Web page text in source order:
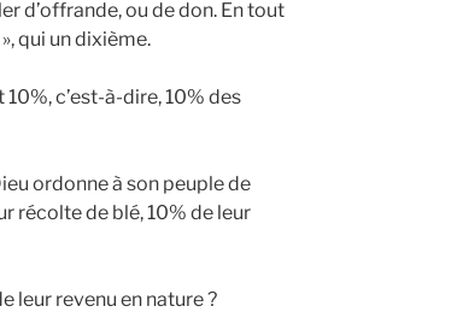
d’offrande, ou de don. En tout
qui un dixième.
c’est-à-dire, 10% des
ordonne à son peuple de
récolte de blé, 10% de leur
leur revenu en nature ?